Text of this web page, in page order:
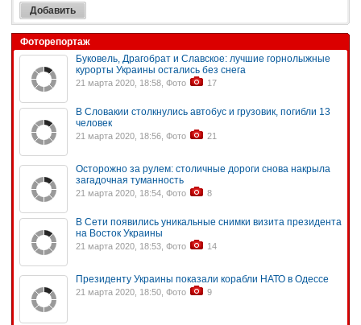
Фоторепортаж
Буковель, Драгобрат и Славское: лучшие горнолыжные
курорты Украины остались без снега
21 марта 2020, 18:58, Фото 17
В Словакии столкнулись автобус и грузовик, погибли 13
человек
21 марта 2020, 18:56, Фото 21
Осторожно за рулем: столичные дороги снова накрыла
загадочная туманность
21 марта 2020, 18:54, Фото 8
В Сети появились уникальные снимки визита президента
на Восток Украины
21 марта 2020, 18:53, Фото 14
Президенту Украины показали корабли НАТО в Одессе
21 марта 2020, 18:50, Фото 9